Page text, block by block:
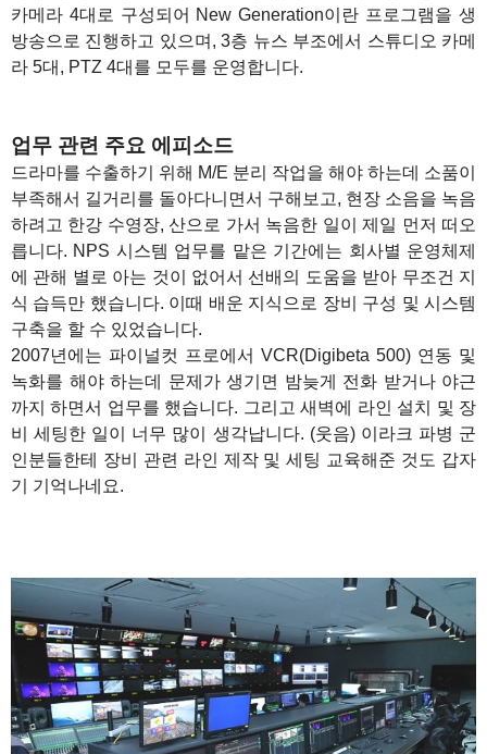
카메라 4대로 구성되어 New Generation이란 프로그램을 생
방송으로 진행하고 있으며, 3층 뉴스 부조에서 스튜디오 카메
라 5대, PTZ 4대를 모두를 운영합니다.
업무 관련 주요 에피소드
드라마를 수출하기 위해 M/E 분리 작업을 해야 하는데 소품이
부족해서 길거리를 돌아다니면서 구해보고, 현장 소음을 녹음
하려고 한강 수영장, 산으로 가서 녹음한 일이 제일 먼저 떠오
릅니다. NPS 시스템 업무를 맡은 기간에는 회사별 운영체제
에 관해 별로 아는 것이 없어서 선배의 도움을 받아 무조건 지
식 습득만 했습니다. 이때 배운 지식으로 장비 구성 및 시스템
구축을 할 수 있었습니다.
2007년에는 파이널컷 프로에서 VCR(Digibeta 500) 연동 및
녹화를 해야 하는데 문제가 생기면 밤늦게 전화 받거나 야근
까지 하면서 업무를 했습니다. 그리고 새벽에 라인 설치 및 장
비 세팅한 일이 너무 많이 생각납니다. (웃음) 이라크 파병 군
인분들한테 장비 관련 라인 제작 및 세팅 교육해준 것도 갑자
기 기억나네요.